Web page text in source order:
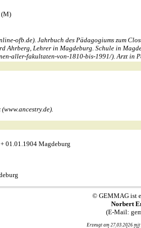
(M)
ofb.de). Jahrbuch des Pädagogiums zum
Ahrberg, Lehrer in Magdeburg. Schule in
aller-fakultaten-von-1810-bis-1991/). Arzt in
01.01.1904 Magdeburg
© GEMMAG ist
Norbert
(E-Mail:
Erzeugt am 27.03.2026 mit